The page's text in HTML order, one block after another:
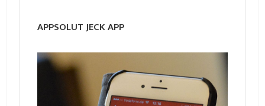
APPSOLUT JECK APP